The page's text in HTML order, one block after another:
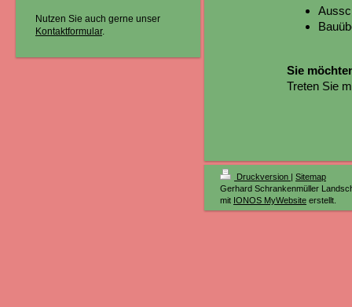
Nutzen Sie auch gerne unser
Kontaktformular.
Sie
Treten Sie
Druckversion | Sitemap
Gerhard Schrankenmüller
mit IONOS MyWebsite erstellt.